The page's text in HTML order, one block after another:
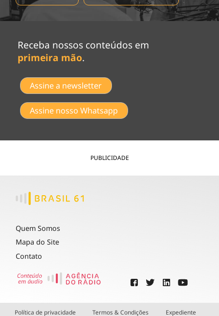
Receba nossos conteúdos em
primeira mão.
Assine a newsletter
Assine nosso Whatsapp
PUBLICIDADE
Quem Somos
Mapa do Site
Contato
Política de privacidade Termos & Condições Expediente